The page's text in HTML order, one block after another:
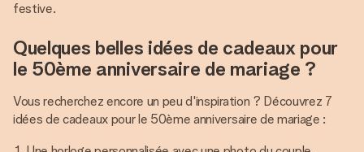
festive.
Quelques belles idées de cadeaux pour
le 50ème anniversaire de mariage ?
Vous recherchez encore un peu d'inspiration ? Découvrez 7
idées de cadeaux pour le 50ème anniversaire de mariage :